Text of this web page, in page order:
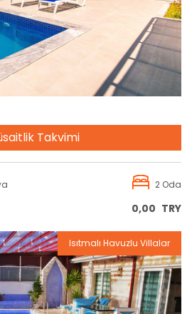
Takvimi
2 Oda
0,00 TRY
Isıtmalı Havuzlu Villalar